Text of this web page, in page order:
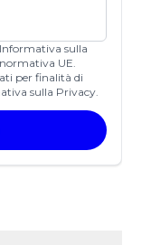
sulla
UE.
per finalità di
sulla Privacy.